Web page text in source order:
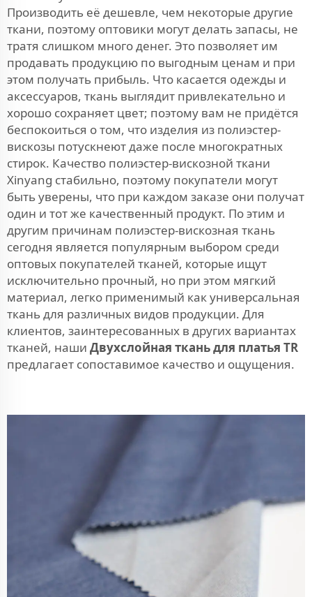
Производить её дешевле, чем некоторые другие
ткани, поэтому оптовики могут делать запасы, не
тратя слишком много денег. Это позволяет им
продавать продукцию по выгодным ценам и при
этом получать прибыль. Что касается одежды и
аксессуаров, ткань выглядит привлекательно и
хорошо сохраняет цвет; поэтому вам не придётся
беспокоиться о том, что изделия из полиэстер-
вискозы потускнеют даже после многократных
стирок. Качество полиэстер-вискозной ткани
Xinyang стабильно, поэтому покупатели могут
быть уверены, что при каждом заказе они получат
один и тот же качественный продукт. По этим и
другим причинам полиэстер-вискозная ткань
сегодня является популярным выбором среди
оптовых покупателей тканей, которые ищут
исключительно прочный, но при этом мягкий
материал, легко применимый как универсальная
ткань для различных видов продукции. Для
клиентов, заинтересованных в других вариантах
тканей, наши Двухслойная ткань для платья TR
предлагает сопоставимое качество и ощущения.